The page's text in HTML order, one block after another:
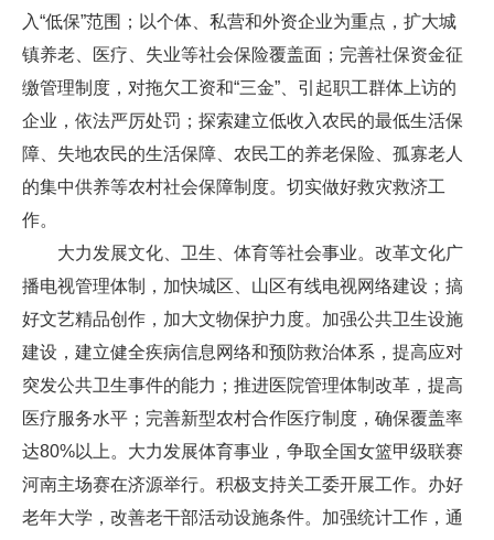
入“低保”范围；以个体、私营和外资企业为重点，扩大城
镇养老、医疗、失业等社会保险覆盖面；完善社保资金征
缴管理制度，对拖欠工资和“三金”、引起职工群体上访的
企业，依法严厉处罚；探索建立低收入农民的最低生活保
障、失地农民的生活保障、农民工的养老保险、孤寡老人
的集中供养等农村社会保障制度。切实做好救灾救济工
作。
大力发展文化、卫生、体育等社会事业。改革文化广
播电视管理体制，加快城区、山区有线电视网络建设；搞
好文艺精品创作，加大文物保护力度。加强公共卫生设施
建设，建立健全疾病信息网络和预防救治体系，提高应对
突发公共卫生事件的能力；推进医院管理体制改革，提高
医疗服务水平；完善新型农村合作医疗制度，确保覆盖率
达80%以上。大力发展体育事业，争取全国女篮甲级联赛
河南主场赛在济源举行。积极支持关工委开展工作。办好
老年大学，改善老干部活动设施条件。加强统计工作，通